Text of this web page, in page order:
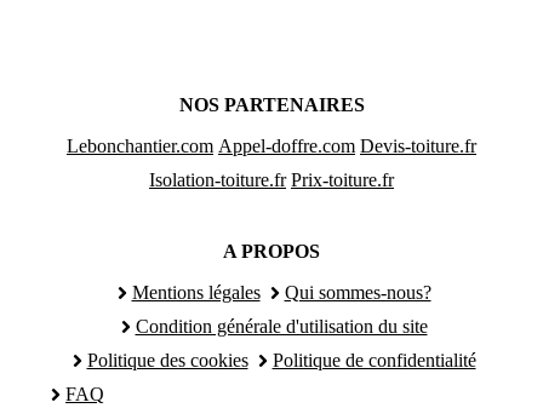
NOS PARTENAIRES
Lebonchantier.com Appel-doffre.com Devis-toiture.fr
Isolation-toiture.fr Prix-toiture.fr
A PROPOS
Mentions légales
Qui sommes-nous?
Condition générale d'utilisation du site
Politique des cookies
Politique de confidentialité
FAQ